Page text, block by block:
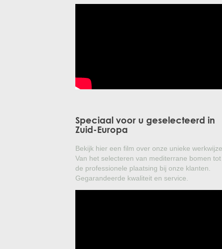
Speciaal voor u geselecteerd in
Zuid-Europa
Bekijk hier een film over onze unieke werkwijze.
Van het selecteren van mediterrane bomen tot
de professionele plaatsing bij onze klanten.
Gegarandeerde kwaliteit en service.